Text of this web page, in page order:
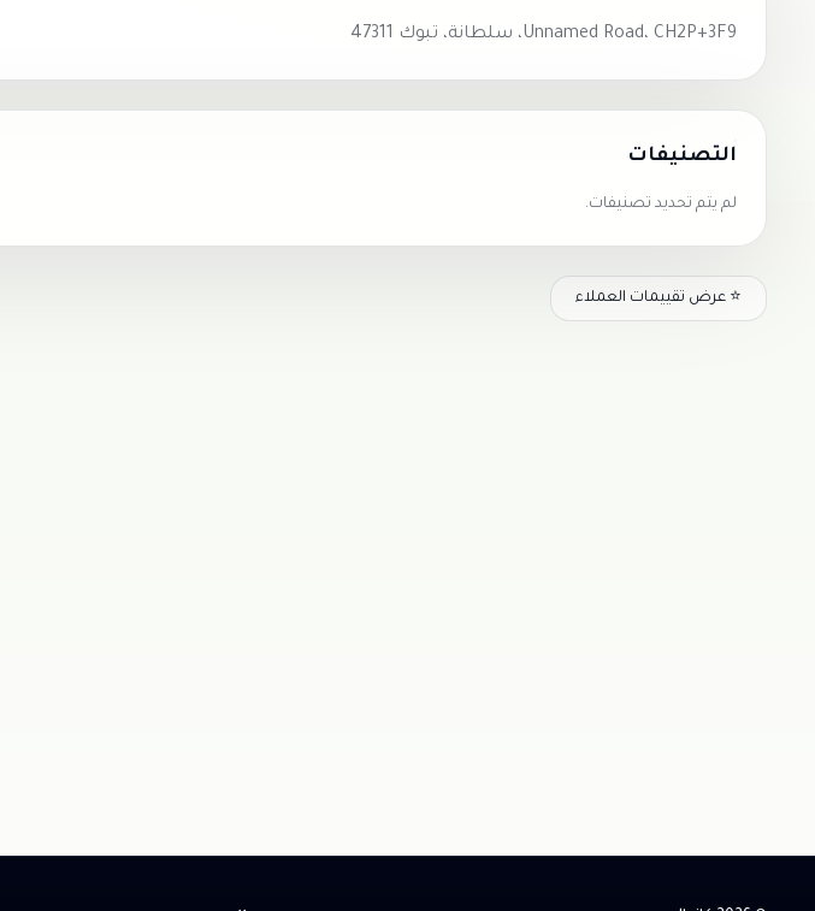
Unnamed Road، CH2P+3F9، سلطانة، تبوك 47311
التصنيفات
لم يتم تحديد تصنيفات.
⭐ عرض تقييمات العملاء